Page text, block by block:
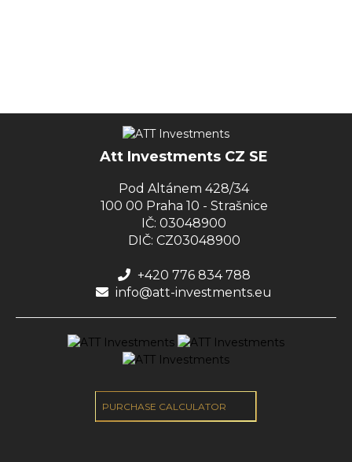
Att Investments CZ SE
Pod Altánem 428/34
100 00 Praha 10 - Strašnice
IČ: 03048900
DIČ: CZ03048900
+420 776 834 788
info@att-investments.eu
PURCHASE CALCULATOR